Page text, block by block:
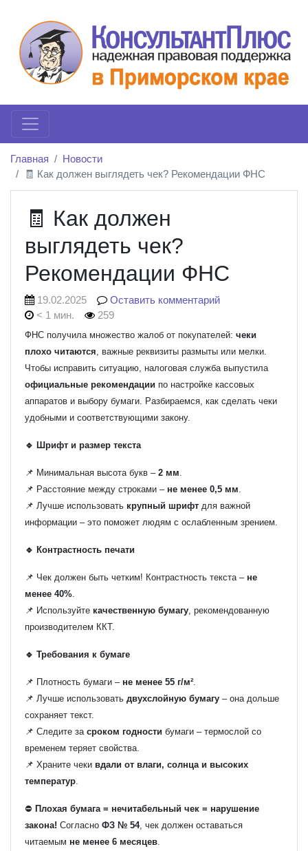
Главная
Новости
🧾 Как должен выглядеть чек? Рекомендации ФНС
🧾 Как должен
выглядеть чек?
Рекомендации ФНС
19.02.2025
Оставить комментарий
< 1 мин.
259
ФНС получила множество жалоб от покупателей: чеки
плохо читаются , важные реквизиты размыты или мелки.
Чтобы исправить ситуацию, налоговая служба выпустила
официальные рекомендации по настройке кассовых
аппаратов и выбору бумаги. Разбираемся, как сделать чеки
удобными и соответствующими закону.
🔹 Шрифт и размер текста
📌 Минимальная высота букв – 2 мм
📌 Расстояние между строками – не менее 0,5 мм
📌 Лучше использовать крупный шрифт для важной
информации – это поможет людям с ослабленным зрением.
🔹 Контрастность печати
📌 Чек должен быть четким! Контрастность текста – не
менее 40%
📌 Используйте качественную бумагу , рекомендованную
производителем ККТ.
🔹 Требования к бумаге
📌 Плотность бумаги – не менее 55 г/м²
📌 Лучше использовать двухслойную бумагу – она дольше
сохраняет текст.
📌 Следите за сроком годности бумаги – термослой со
временем теряет свойства.
📌 Храните чеки вдали от влаги, солнца и высоких
температур
⛔ Плохая бумага = нечитабельный чек = нарушение
закона! Согласно ФЗ № 54, чек должен оставаться
читаемым не менее 6 месяцев